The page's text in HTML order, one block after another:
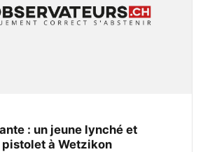
: un jeune lynché et
pistolet à Wetzikon